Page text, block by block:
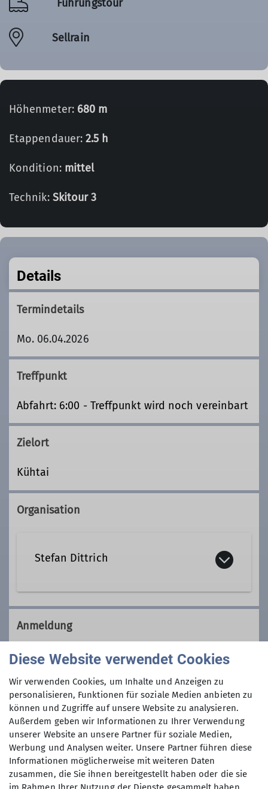
Führungstour
Sellrain
Höhenmeter: 680 m
Etappendauer:2.5 h
Kondition: mittel
Technik: Skitour 3
Details
Termindetails
Mo. 06.04.2026
Treffpunkt
Abfahrt: 6:00 - Treffpunkt wird noch vereinbart
Zielort
Kühtai
Organisation
Stefan Dittrich
Kontakt aufnehmen
Qualifikationen
Trainer*in C Bergsteigen
Trainer*in B Skihochtour
Trainer*in C Skibergsteigen
Anmeldung
Anmeldung über das Kontaktformular des
Anmeldung bis
27.03.2026
Maximale Teilnehmeranzahl
Diese Website verwendet Cookies
Wir verwenden Cookies, um Inhalte und Anzeigen zu
personalisieren, Funktionen für soziale Medien anbieten zu
können und Zugriffe auf unsere Website zu analysieren.
Außerdem geben wir Informationen zu Ihrer Verwendung
unserer Website an unsere Partner für soziale Medien,
Werbung und Analysen weiter. Unsere Partner führen diese
Informationen möglicherweise mit weiteren Daten
zusammen, die Sie ihnen bereitgestellt haben oder die sie